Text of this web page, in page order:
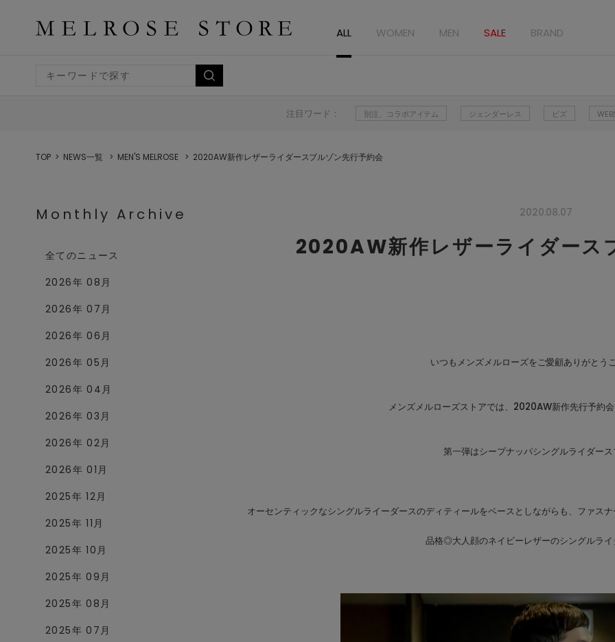
ALL WOMEN MEN SALE BRAND
注目ワード： 別注、コラボアイテム ジェンダーレス ビズ
TOP NEWS一覧 MEN'S MELROSE 2020AW新作レザーライダースブルゾン先行予約会
Monthly Archive
全てのニュース
2026年 08月
2026年 07月
2026年 06月
2026年 05月
2026年 04月
2026年 03月
2026年 02月
2026年 01月
2025年 12月
2025年 11月
2025年 10月
2025年 09月
2025年 08月
2025年 07月
2020.08.07
2020AW新作レザーライダース
いつもメンズメルローズをご愛顧ありがとう
メンズメルローズストアでは、2020AW新作先行予約
第一弾はシープナッパシングルライダー
オーセンティックなシングルライーダースのディティールをベースとしながらも、ファス
品格◎大人顔のネイビーレザーのシングルラ